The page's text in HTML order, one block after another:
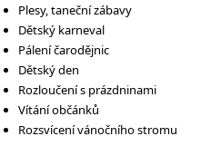
Plesy, taneční zábavy
Dětský karneval
Pálení čarodějnic
Dětský den
Rozloučení s prázdninami
Vítání občánků
Rozsvícení vánočního stromu